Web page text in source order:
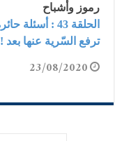
رموز وأشباح
ترفع السّرية عنها بعد !
23/08/2020